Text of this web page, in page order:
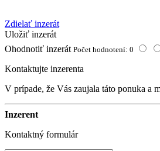
Zdielať inzerát
Uložiť inzerát
Ohodnotiť inzerát Počet hodnotení: 0
Kontaktujte inzerenta
V prípade, že Vás zaujala táto ponuka a
Inzerent
Kontaktný formulár